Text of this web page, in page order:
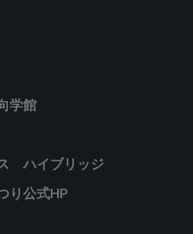
学館
ハイブリッジ
り公式HP